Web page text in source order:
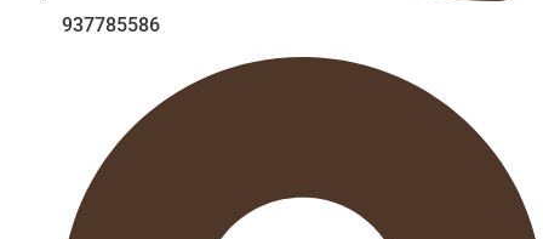
937785586